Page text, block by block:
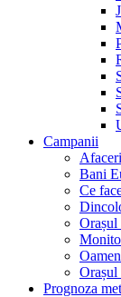
Campanii
Bani
Ce
Orașul
Orașul
Prognoza